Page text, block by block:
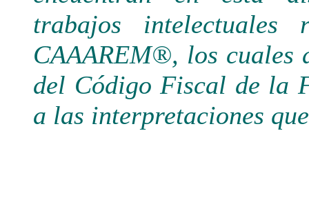
trabajos
CAAAREM®, los cuales
del Código Fiscal de la
a las interpretaciones